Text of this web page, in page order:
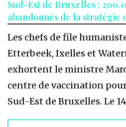
Sud-Est de Bruxelles :
abandonnés de la stratégie
Les chefs de file
Etterbeek, Ixelles et
exhortent le ministre
centre de vaccination
Sud-Est de Bruxelles. Le